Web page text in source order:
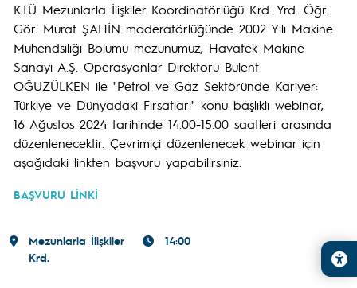
KTÜ Mezunlarla İlişkiler Koordinatörlüğü Krd. Yrd. Öğr.
Gör. Murat ŞAHİN moderatörlüğünde 2002 Yılı Makine
Mühendsiliği Bölümü mezunumuz, Havatek Makine
Sanayi A.Ş. Operasyonlar Direktörü Bülent
OĞUZÜLKEN ile "Petrol ve Gaz Sektöründe Kariyer:
Türkiye ve Dünyadaki Fırsatları" konu başlıklı webinar,
16 Ağustos 2024 tarihinde 14.00-15.00 saatleri arasında
düzenlenecektir. Çevrimiçi düzenlenecek webinar için
aşağıdaki linkten başvuru yapabilirsiniz.
BAŞVURU LİNKİ
Mezunlarla İlişkiler
Krd.
14:00